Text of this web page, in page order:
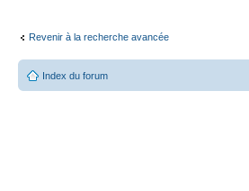
Revenir à la recherche avancée
Index du forum